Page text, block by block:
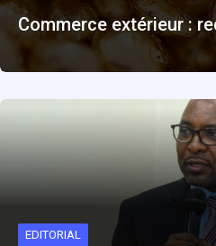
Commerce extérieur :
EDITORIAL